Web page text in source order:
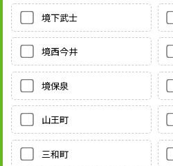
境下武士
境西今井
境保泉
山王町
三和町